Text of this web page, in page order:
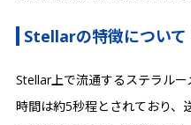
Stellarの特徴について
Stellar上で流通するステラル
時間は約5秒程とされており、